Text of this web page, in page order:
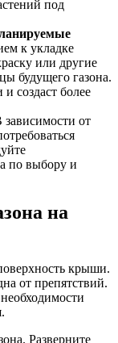
под
к укладке
или другие
будущего газона.
создаст более
зависимости от
по выбору и
на
крыши.
от препятствий.
Разверните